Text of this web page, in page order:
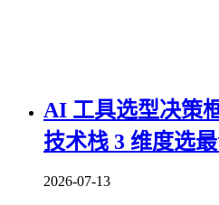
AI 工具选型决策
技术栈 3 维度选
2026-07-13